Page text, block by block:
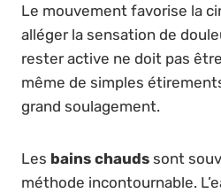
Le mouvement favorise la
alléger la sensation de
rester active ne doit pas
même de simples
grand soulagement.
Les bains chauds sont
méthode incontournable.